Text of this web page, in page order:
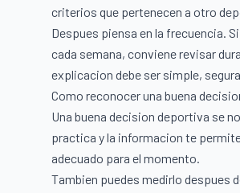
criterios que pertenecen a otro
Despues piensa en la frecuencia.
cada semana, conviene revisar
explicacion debe ser simple,
Como reconocer una buena
Una buena decision deportiva se
practica y la informacion te
adecuado para el momento.
Tambien puedes medirlo despues